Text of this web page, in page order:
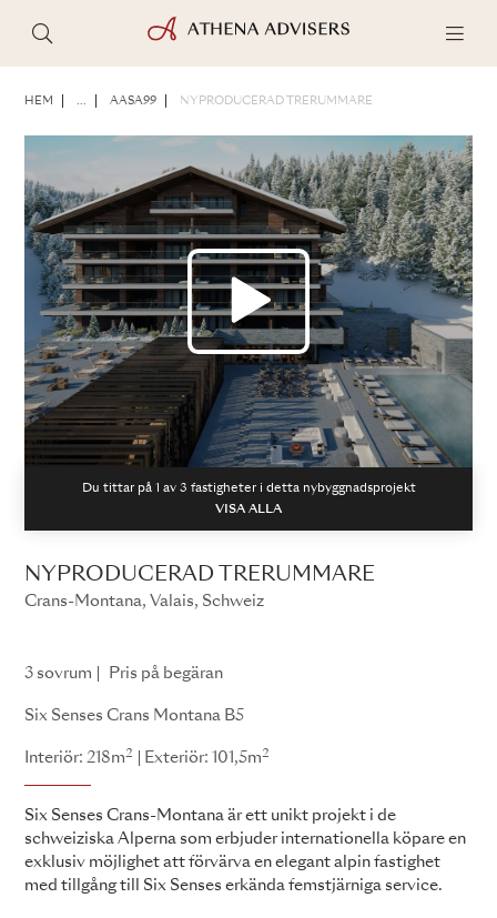
HEM ... AASA99 NYPRODUCERAD TRERUMMARE
Du tittar på 1 av 3 fastigheter i detta nybyggnadsprojekt
VISA ALLA
NYPRODUCERAD TRERUMMARE
Crans-Montana, Valais, Schweiz
3 sovrum Pris på begäran
Six Senses Crans Montana B5
Interiör: 218m2 Exteriör: 101,5m2
Six Senses Crans-Montana är ett unikt projekt i de
schweiziska Alperna som erbjuder internationella köpare en
exklusiv möjlighet att förvärva en elegant alpin fastighet
med tillgång till Six Senses erkända femstjärniga service.